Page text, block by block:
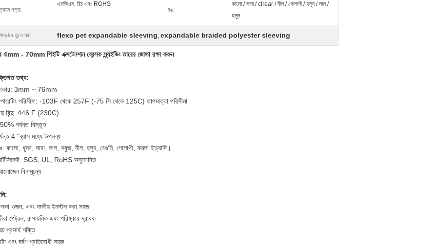
পত্র:
এসজিএস, রিচ এবং ROHS
রঙ:
কালো / সাদা / clrear / নীল / গোলাপী / হলুদ / লাল /
হলুদ
তুলে ধরা: flexo pet expandable sleeving, expandable braided polyester sleeving
4mm - 70mm পিইটি এক্সটেনশান ব্রেসক স্ন্যইভিং তারের জোতা রক্ষা করুন
তথ্য:
3mm ~ 76mm
পরিসীমা: -103F থেকে 257F (-75 সি থেকে 125C) তাপমাত্রা পরিসীমা
বিন্দু: 446 F (230C)
পর্যন্ত বিস্তৃত
4 "ব্যাস মধ্যে উপলব্ধ
কালো, ধূসর, সাদা, লাল, সবুজ, নীল, হলুদ, বেগুনি, গোলাপী, কমলা ইত্যাদি।
SGS, UL, RoHS অনুমোদিত
বিনামূল্যে
ওজন, এবং নমনীয় ইনস্টল করা সহজ
পেট্রল, রাসায়নিক এবং পরিষ্কার দ্রাবক
প্রসার্য শক্তি
এবং ঘর্ষণ প্রতিরোধী সহজ